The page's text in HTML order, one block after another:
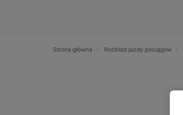
Strona główna Rozkład jazdy pociągów